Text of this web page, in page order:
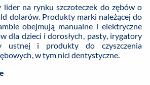
na rynku szczoteczek do zębów o
dolarów. Produkty marki należącej do
obejmują manualne i elektryczne
dla dzieci i dorosłych, pasty, irygatory
ustnej i produkty do czyszczenia
w tym nici dentystyczne.